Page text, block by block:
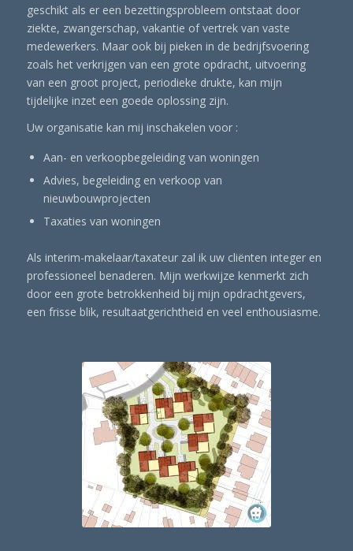
geschikt als er een bezettingsprobleem ontstaat door
ziekte, zwangerschap, vakantie of vertrek van vaste
medewerkers. Maar ook bij pieken in de bedrijfsvoering
zoals het verkrijgen van een grote opdracht, uitvoering
van een groot project, periodieke drukte, kan mijn
tijdelijke inzet een goede oplossing zijn.
Uw organisatie kan mij inschakelen voor :
Aan- en verkoopbegeleiding van woningen
Advies, begeleiding en verkoop van
nieuwbouwprojecten
Taxaties van woningen
Als interim-makelaar/taxateur zal ik uw cliënten integer en
professioneel benaderen. Mijn werkwijze kenmerkt zich
door een grote betrokkenheid bij mijn opdrachtgevers,
een frisse blik, resultaatgerichtheid en veel enthousiasme.